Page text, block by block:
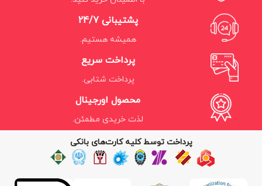
پشتیبانی 24/7
همیشه هستیم.
پرداخت سریع
پرداخت شتابی.
محصول اورجینال
لذت خریدی مطمئن.
پرداخت توسط کلیه کارت‌های بانکی